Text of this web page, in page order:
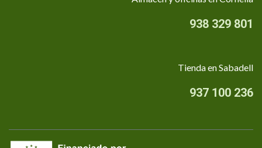
938 329 801
Tienda en Sabadell
937 100 236